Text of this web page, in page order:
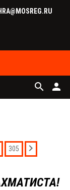
person
search
305